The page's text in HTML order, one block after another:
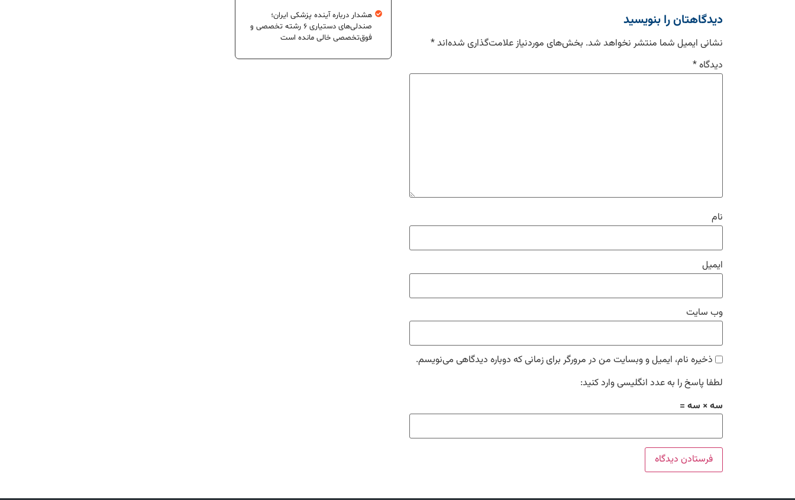
دیدگاهتان را بنویسید
نشانی ایمیل شما منتشر نخواهد شد. بخش‌های موردنیاز علامت‌گذاری شده‌اند*
دیدگاه*
نام
ایمیل
وب‌ سایت
ذخیره نام، ایمیل و وبسایت من در مرورگر برای زمانی که دوباره دیدگاهی می‌نویسم.
لطفا پاسخ را به عدد انگلیسی وارد کنید:
سه × سه =
هشدار درباره آینده پزشکی ایران؛
صندلی‌های دستیاری ۶ رشته تخصصی و
فوق‌تخصصی خالی مانده است